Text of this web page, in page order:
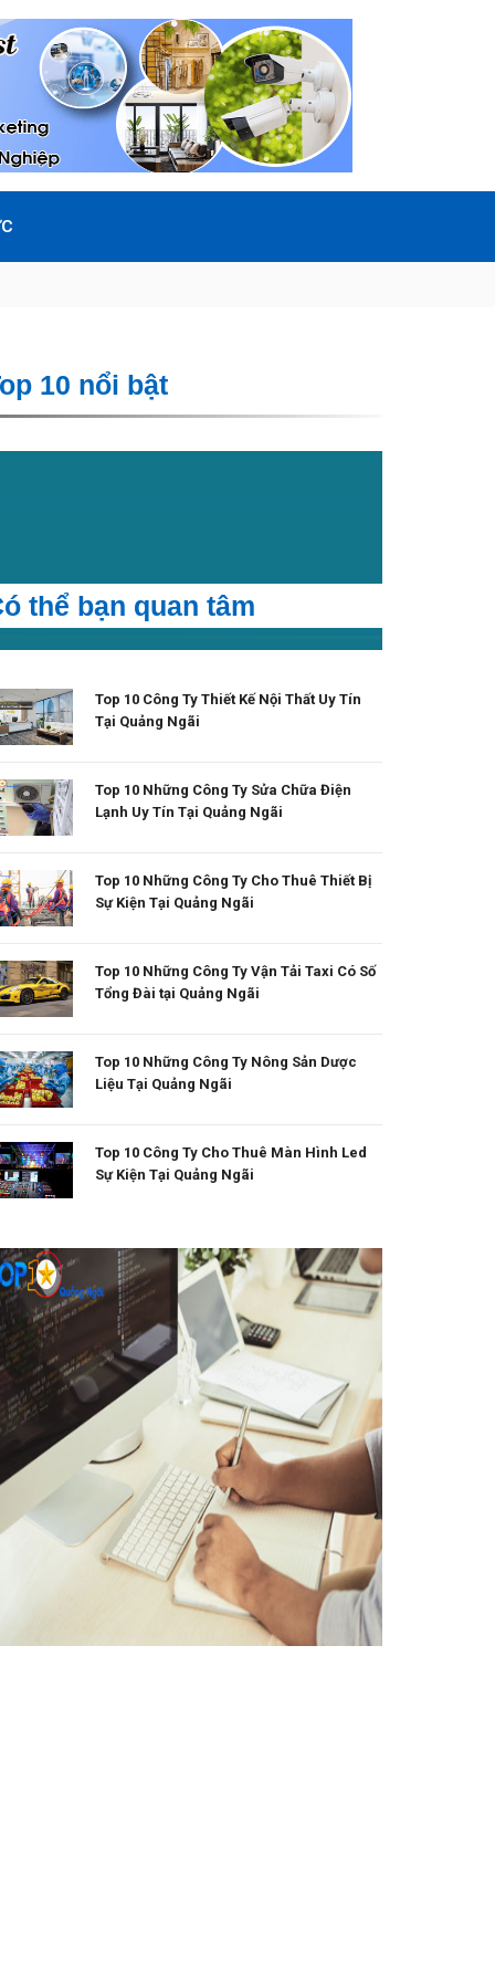
10 nổi bật
thể bạn quan tâm
Top 10 Công Ty Thiết Kế Nội Thất Uy Tín
Tại Quảng Ngãi
Top 10 Những Công Ty Sửa Chữa Điện
Lạnh Uy Tín Tại Quảng Ngãi
Top 10 Những Công Ty Cho Thuê Thiết Bị
Sự Kiện Tại Quảng Ngãi
Top 10 Những Công Ty Vận Tải Taxi Có Số
Tổng Đài tại Quảng Ngãi
Top 10 Những Công Ty Nông Sản Dược
Liệu Tại Quảng Ngãi
Top 10 Công Ty Cho Thuê Màn Hình Led
Sự Kiện Tại Quảng Ngãi